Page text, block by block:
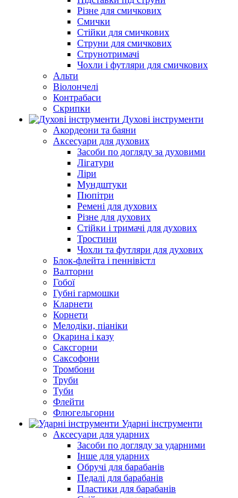
Різне для смичкових
Смички
Стійки для смичкових
Струни для смичкових
Струнотримачі
Чохли і футляри для смичкових
Альти
Віолончелі
Контрабаси
Скрипки
Духові інструменти
Акордеони та баяни
Аксесуари для духових
Засоби по догляду за духовими
Лігатури
Ліри
Мундштуки
Пюпітри
Ремені для духових
Різне для духових
Стійки і тримачі для духових
Тростини
Чохли та футляри для духових
Блок-флейта і пеннівістл
Валторни
Гобої
Губні гармошки
Кларнети
Корнети
Мелодіки, піаніки
Окарина і казу
Саксгорни
Саксофони
Тромбони
Труби
Туби
Флейти
Флюгельгорни
Ударні інструменти
Аксесуари для ударних
Засоби по догляду за ударними
Інше для ударних
Обручі для барабанів
Педалі для барабанів
Пластики для барабанів